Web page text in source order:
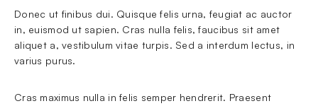
Donec ut finibus dui. Quisque felis urna, feugiat ac auctor
in, euismod ut sapien. Cras nulla felis, faucibus sit amet
aliquet a, vestibulum vitae turpis. Sed a interdum lectus, in
varius purus.
Cras maximus nulla in felis semper hendrerit. Praesent